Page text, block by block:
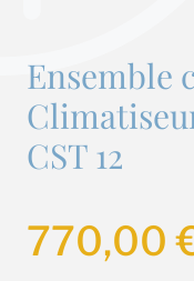
Ensemble
CST 12
770,00